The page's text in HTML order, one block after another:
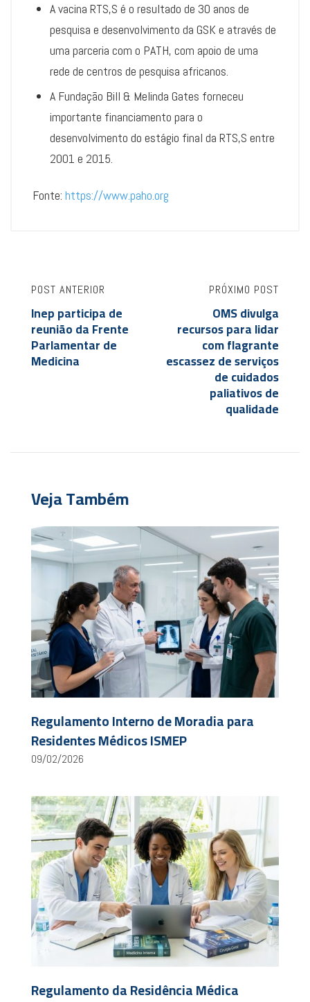
A vacina RTS,S é o resultado de 30 anos de
pesquisa e desenvolvimento da GSK e através de
uma parceria com o PATH, com apoio de uma
rede de centros de pesquisa africanos.
A Fundação Bill & Melinda Gates forneceu
importante financiamento para o
desenvolvimento do estágio final da RTS,S entre
2001 e 2015.
Fonte: https://www.paho.org
POST ANTERIOR
Inep participa de
reunião da Frente
Parlamentar de
Medicina
PRÓXIMO POST
OMS divulga
recursos para lidar
com flagrante
escassez de serviços
de cuidados
paliativos de
qualidade
Veja Também
Regulamento Interno de Moradia para
Residentes Médicos ISMEP
09/02/2026
Regulamento da Residência Médica